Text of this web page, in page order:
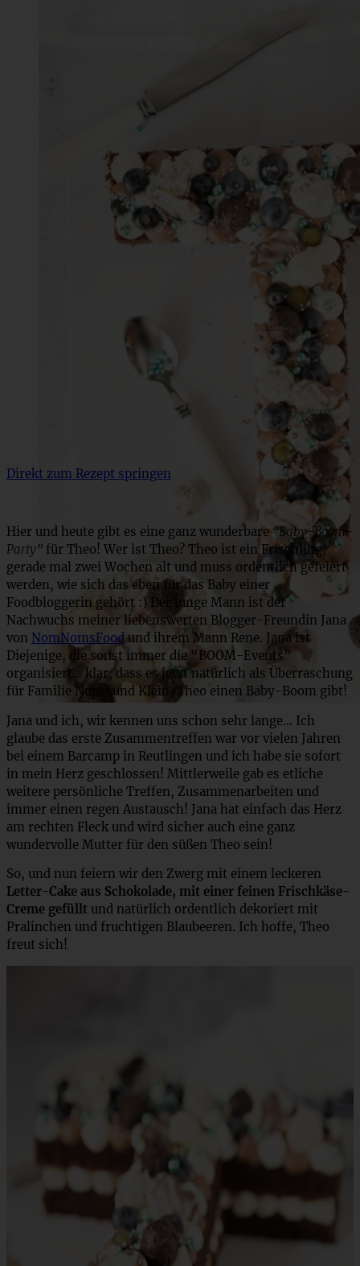
Direkt zum Rezept springen
Hier und heute gibt es eine ganz wunderbare “Baby-Boom-
Party” für Theo! Wer ist Theo? Theo ist ein Frischling,
gerade mal zwei Wochen alt und muss ordentlich gefeiert
werden, wie sich das eben für das Baby einer
Foodbloggerin gehört :) Der junge Mann ist der
Nachwuchs meiner liebenswerten Blogger-Freundin Jana
von NomNomsFood und ihrem Mann Rene. Jana ist
Diejenige, die sonst immer die “BOOM-Events”
organisiert… klar, dass es jetzt natürlich als Überraschung
für Familie Nupsi und Klein-Theo einen Baby-Boom gibt!
Jana und ich, wir kennen uns schon sehr lange… Ich
glaube das erste Zusammentreffen war vor vielen Jahren
bei einem Barcamp in Reutlingen und ich habe sie sofort
in mein Herz geschlossen! Mittlerweile gab es etliche
weitere persönliche Treffen, Zusammenarbeiten und
immer einen regen Austausch! Jana hat einfach das Herz
am rechten Fleck und wird sicher auch eine ganz
wundervolle Mutter für den süßen Theo sein!
So, und nun feiern wir den Zwerg mit einem leckeren
Letter-Cake aus Schokolade, mit einer feinen Frischkäse-
Creme gefüllt und natürlich ordentlich dekoriert mit
Pralinchen und fruchtigen Blaubeeren. Ich hoffe, Theo
freut sich!